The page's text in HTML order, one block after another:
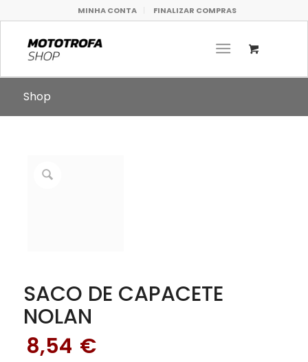
MINHA CONTA FINALIZAR COMPRAS
Shop
SACO DE CAPACETE
NOLAN
8,54 €